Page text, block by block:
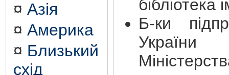
¤ Азія
¤ Америка
¤ Близький
схід
бібліотека
Б-ки